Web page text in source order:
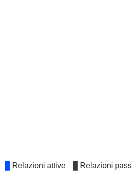
Relazioni attive Relazioni